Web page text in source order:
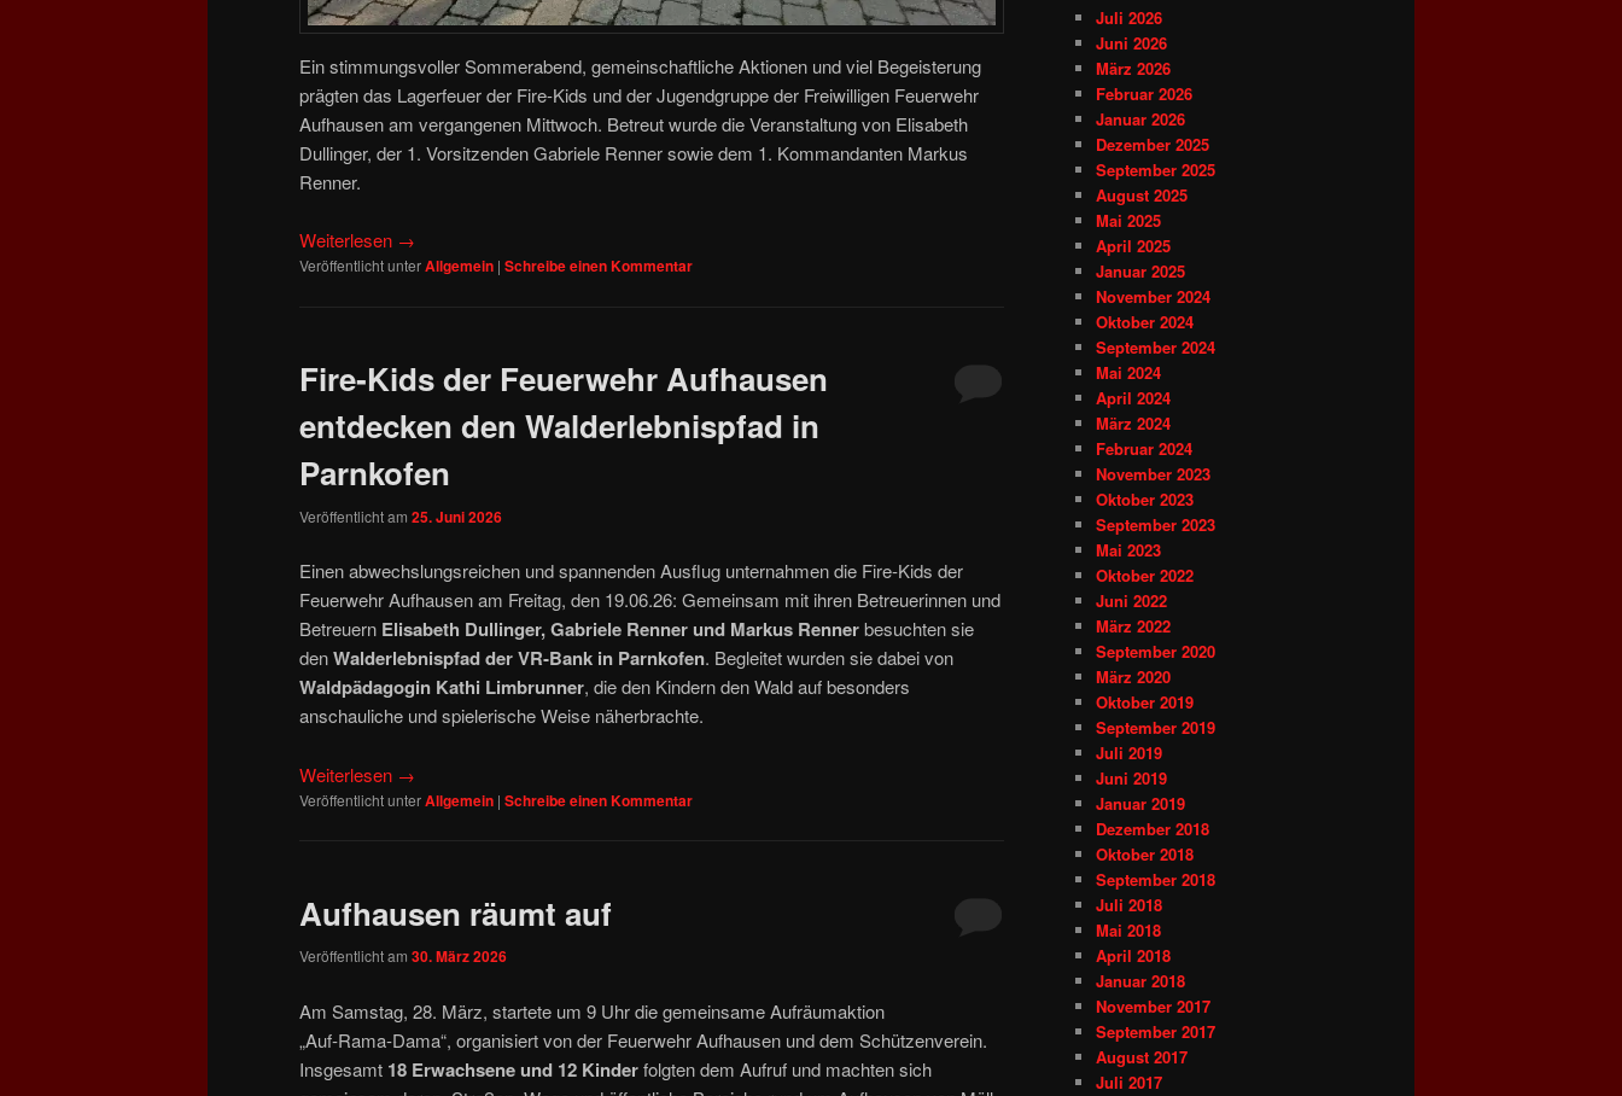
Ein stimmungsvoller Sommerabend, gemeinschaftliche Aktionen und viel Begeisterung
prägten das Lagerfeuer der Fire-Kids und der Jugendgruppe der Freiwilligen Feuerwehr
Aufhausen am vergangenen Mittwoch. Betreut wurde die Veranstaltung von Elisabeth
Dullinger, der 1. Vorsitzenden Gabriele Renner sowie dem 1. Kommandanten Markus
Renner.
Weiterlesen →
Veröffentlicht unterAllgemein | Schreibe einen Kommentar
Fire‑Kids der Feuerwehr Aufhausen
entdecken den Walderlebnispfad in
Parnkofen
Veröffentlicht am 25. Juni 2026
Einen abwechslungsreichen und spannenden Ausflug unternahmen die Fire‑Kids der
Feuerwehr Aufhausen am Freitag, den 19.06.26: Gemeinsam mit ihren Betreuerinnen und
Betreuern Elisabeth Dullinger, Gabriele Renner und Markus Rennerbesuchten sie
denWalderlebnispfad der VR‑Bank in Parnkofen. Begleitet wurden sie dabei von
Waldpädagogin Kathi Limbrunner, die den Kindern den Wald auf besonders
anschauliche und spielerische Weise näherbrachte.
Weiterlesen →
Veröffentlicht unterAllgemein | Schreibe einen Kommentar
Aufhausen räumt auf
Veröffentlicht am 30. März 2026
Am Samstag, 28. März, startete um 9 Uhr die gemeinsame Aufräumaktion
„Auf‑Rama‑Dama“, organisiert von der Feuerwehr Aufhausen und dem Schützenverein.
Insgesamt 18 Erwachsene und 12 Kinderfolgten dem Aufruf und machten sich
Juli 2026
Juni 2026
März 2026
Februar 2026
Januar 2026
Dezember 2025
September 2025
August 2025
Mai 2025
April 2025
Januar 2025
November 2024
Oktober 2024
September 2024
Mai 2024
April 2024
März 2024
Februar 2024
November 2023
Oktober 2023
September 2023
Mai 2023
Oktober 2022
Juni 2022
März 2022
September 2020
März 2020
Oktober 2019
September 2019
Juli 2019
Juni 2019
Januar 2019
Dezember 2018
Oktober 2018
September 2018
Juli 2018
Mai 2018
April 2018
Januar 2018
November 2017
September 2017
August 2017
Juli 2017